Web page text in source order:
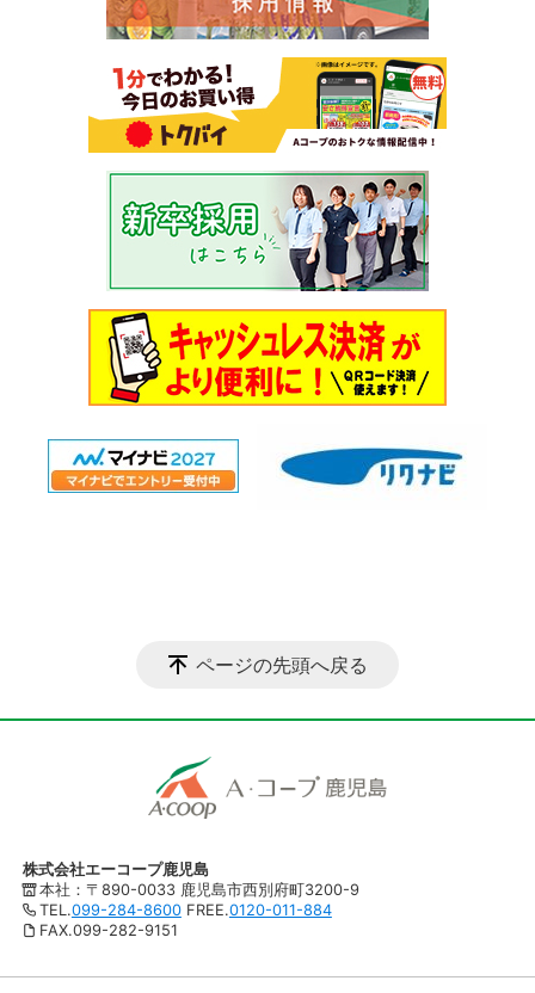
ページの先頭へ戻る
株式会社エーコープ鹿児島
本社：〒890-0033 鹿児島市西別府町3200-9
TEL.099-284-8600FREE.0120-011-884
FAX.099-282-9151